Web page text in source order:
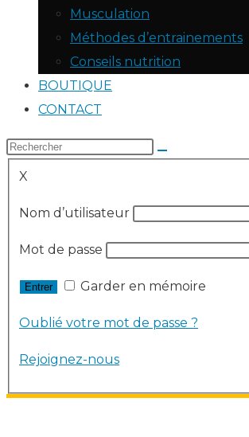
Musculation
Méthodes d’entrainements
Conseils nutrition
BOUTIQUE
CONTACT
X
Nom d’utilisateur
Mot de passe
Garder en mémoire
Oublié votre mot de passe ?
Rejoignez-nous